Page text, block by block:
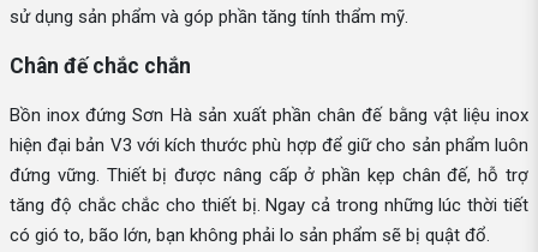
sử dụng sản phẩm và góp phần tăng tính thẩm mỹ.
Chân đế chắc chắn
Bồn inox đứng Sơn Hà sản xuất phần chân đế bằng vật liệu inox
hiện đại bản V3 với kích thước phù hợp để giữ cho sản phẩm luôn
đứng vững. Thiết bị được nâng cấp ở phần kẹp chân đế, hỗ trợ
tăng độ chắc chắc cho thiết bị. Ngay cả trong những lúc thời tiết
có gió to, bão lớn, bạn không phải lo sản phẩm sẽ bị quật đổ.